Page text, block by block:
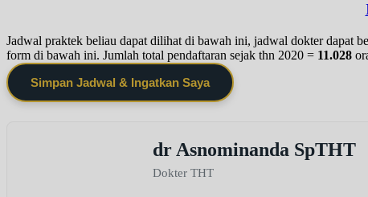
Jadwal praktek beliau dapat dilihat di bawah ini, jadwal dokter dapat
form di bawah ini. Jumlah total pendaftaran sejak thn 2020 = 11.028
Simpan Jadwal & Ingatkan Saya
dr Asnominanda SpTHT
Dokter THT